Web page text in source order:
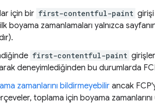
için bir first-contentful-paint
boyama zamanlamaları yalnızca
first-contentful-paint
deneyimlediğinden bu durumlarda
zamanlarını bildirmeyebilir ancak
toplama için boyama